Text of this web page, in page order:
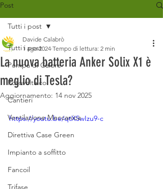
Post
Tutti i post
Pompa di Calore
Fotovoltaico
Cantieri
Ventilazione Meccanica
Direttiva Case Green
Impianto a soffitto
Fancoil
Trifase
Tutti i post
La nuova batteria Anker Solix X1 è
meglio di Tesla?
Davide Calabrò
1 ago 2024 Tempo di lettura: 2 min
Aggiornamento: 14 nov 2025
https://youtu.be/qtX5wIzu9-c